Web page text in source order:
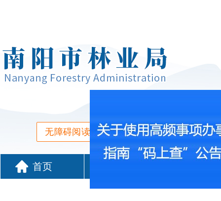
进入适老模式
无障碍阅读
首页